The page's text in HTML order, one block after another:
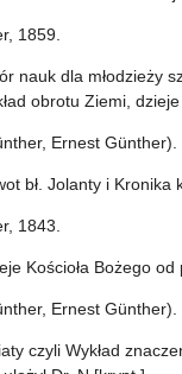
1859.
nauk dla młodzieży
obrotu Ziemi,
Ernest Günther).
bł. Jolanty i Kronika
1843.
Kościoła Bożego
Ernest Günther).
czyli Wykład